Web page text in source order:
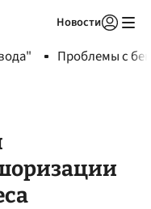
Новости
Проблемы с